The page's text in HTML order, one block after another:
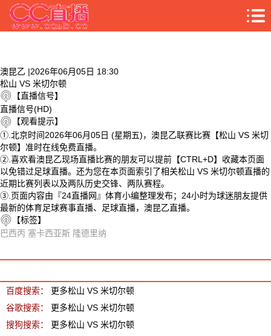
澳昆乙 |2026年06月05日 18:30
松山 VS 米切尔顿
【直播信号】
直播信号(HD)
【观看提示】
①.北京时间2026年06月05日 (星期五)，澳昆乙联赛比赛【松山 VS 米切
尔顿】准时在线免费直播。
②.喜欢看澳昆乙现场直播比赛的朋友可以提前【CTRL+D】收藏本页面
以免错过足球直播。还为您在本页面索引了相关松山 VS 米切尔顿直播的
近期比赛列表以及两队历史交锋、两队赛程。
③.页面内容由『24直播网』体育小编整理发布；24小时为球迷朋友提供
最新的体育足球赛事直播、足球直播，澳昆乙直播。
【标签】
巴西丙 塞卡西亚斯 隆德里纳
百度搜索：
更多松山 VS 米切尔顿
谷歌搜索：
更多松山 VS 米切尔顿
搜狗搜索：
更多松山 VS 米切尔顿